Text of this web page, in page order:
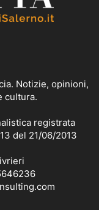
Notizie, opinioni,
cultura.
registrata
del 21/06/2013